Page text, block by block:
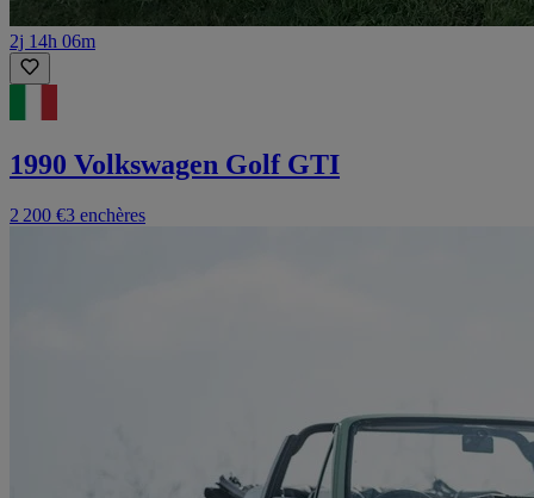
2j 14h 06m
1990 Volkswagen Golf GTI
2 200 €3 enchères